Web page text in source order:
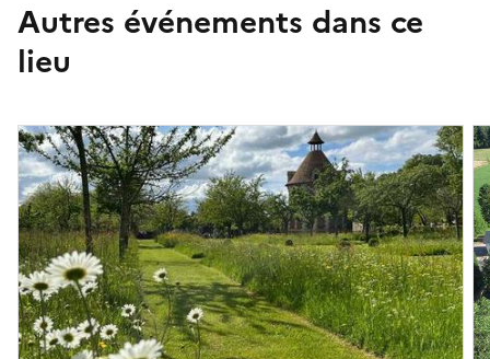
Autres événements dans ce
lieu